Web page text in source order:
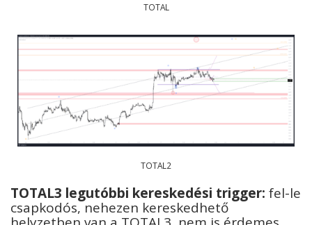
TOTAL
TOTAL2
TOTAL3 legutóbbi kereskedési trigger: fel-le
csapkodós, nehezen kereskedhető